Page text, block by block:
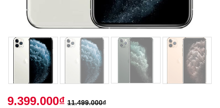
9.399.000₫ 11.499.000₫